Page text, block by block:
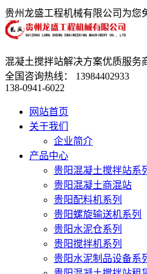
贵州龙盛工程机械有限公司为您
混凝土搅拌站解决方案优质服务
全国咨询热线： 13984402933
138-0941-6022
网站首页
关于我们
企业简介
产品中心
贵阳混凝土搅拌站系
贵阳混凝土商混站
贵阳配料机系列
贵阳螺旋输送机系列
贵阳水泥仓系列
贵阳搅拌机系列
贵阳水泥制品设备系